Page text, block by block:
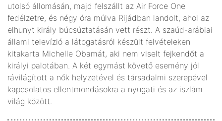
utolsó állomásán, majd felszállt az Air Force One
fedélzetre, és négy óra múlva Rijádban landolt, ahol az
elhunyt király búcsúztatásán vett részt. A szaúd-arábiai
állami televízió a látogatásról készült felvé­teleken
kitakarta Michelle Obamát, aki nem viselt fejkendőt a
királyi palotában. A két egymást követő esemény jól
rávilágított a nők helyzetével és társadal­mi szerepével
kapcsolatos ellentmondásokra a nyugati és az iszlám
világ között.